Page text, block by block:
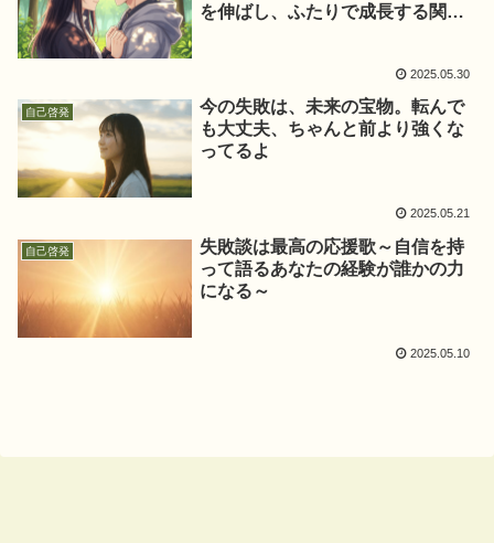
を伸ばし、ふたりで成長する関係
2025.05.30
自己啓発
今の失敗は、未来の宝物。転んで
も大丈夫、ちゃんと前より強くな
ってるよ
2025.05.21
自己啓発
失敗談は最高の応援歌～自信を持
って語るあなたの経験が誰かの力
になる～
2025.05.10